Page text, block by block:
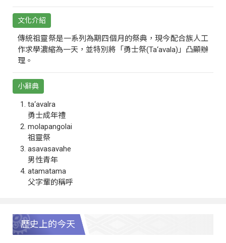
文化介紹
傳統祖靈祭是一系列為期四個月的祭典，現今配合族人工
作求學濃縮為一天，並特別將「勇士祭(Ta‘avala)」凸顯辦
理。
小辭典
ta‘avalra
勇士成年禮
molapangolai
祖靈祭
asavasavahe
男性青年
atamatama
父字輩的稱呼
歷史上的今天